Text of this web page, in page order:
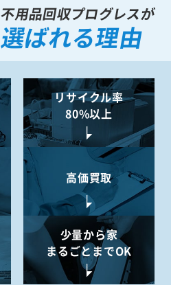
不用品回収プログレスが
選ばれる理由
リサイクル率
80%以上
高価買取
少量から家
まるごとまでOK